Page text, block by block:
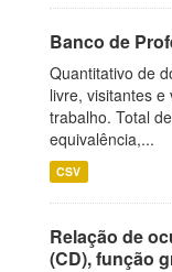
Banco de
Quantitativo de
livre, visitantes
trabalho. Total
equivalência,...
CSV
Relação de
(CD), função